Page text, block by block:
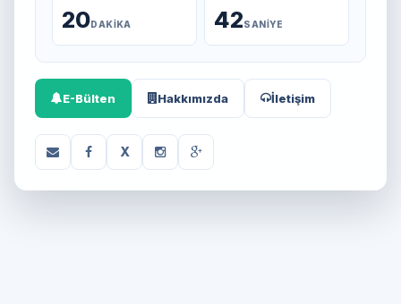
20DAKIKA 42SANIYE
E-Bülten Hakkımızda İletişim
X